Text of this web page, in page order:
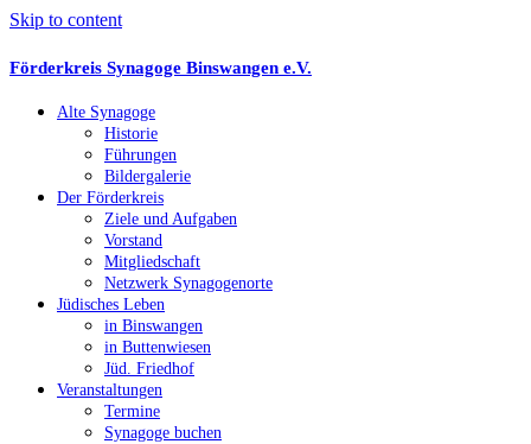
Skip to content
Förderkreis Synagoge Binswangen e.V.
Alte Synagoge
Historie
Führungen
Bildergalerie
Der Förderkreis
Ziele und Aufgaben
Vorstand
Mitgliedschaft
Netzwerk Synagogenorte
Jüdisches Leben
in Binswangen
in Buttenwiesen
Jüd. Friedhof
Veranstaltungen
Termine
Synagoge buchen